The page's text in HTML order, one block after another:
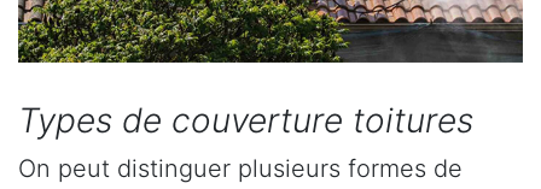
Types de couverture toitures
On peut distinguer plusieurs formes de